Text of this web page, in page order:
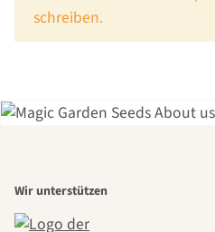
schreiben.
Wir unterstützen